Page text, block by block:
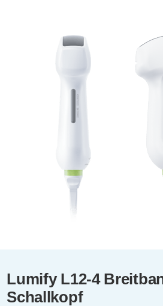
Lumify L12-4
Schallkopf